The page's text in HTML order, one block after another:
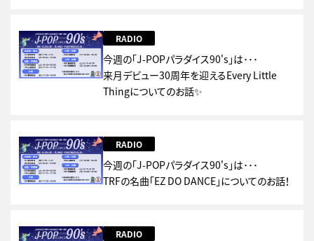
RADIO
今週の「J-POPパラダイス90's」は･･･
来月デビュー30周年を迎えるEvery Little
Thingについてのお話✨
RADIO
今週の「J-POPパラダイス90's」は･･･
TRFの名曲「EZ DO DANCE」についてのお話！
RADIO